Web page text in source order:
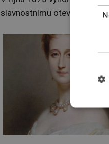
slavnostnímu otevření